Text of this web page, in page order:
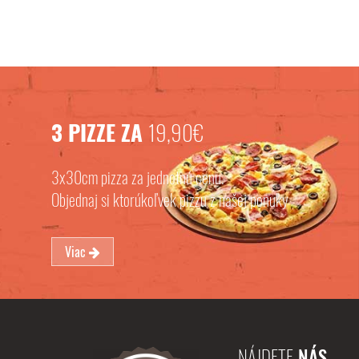
3 PIZZE ZA 19,90€
3x30cm pizza za jednotnú cenu.
Objednaj si ktorúkoľvek pizzu z našej ponuky
Viac